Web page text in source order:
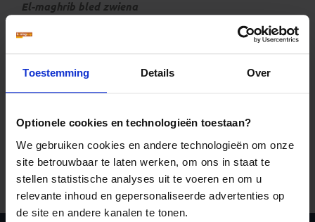
Toestemming Details Over
Optionele cookies en technologieën toestaan?
We gebruiken cookies en andere technologieën om onze
site betrouwbaar te laten werken, om ons in staat te
stellen statistische analyses uit te voeren en om u
relevante inhoud en gepersonaliseerde advertenties op
de site en andere kanalen te tonen.
El-maghrib bled zwiena
Tellen in het Marokkaans
1 =wahed
2 =
3 =tlataa
4 =rebâ
7 =sebâ
9 =tseoed
10 =âshra
100 =
mija
1000 =alf